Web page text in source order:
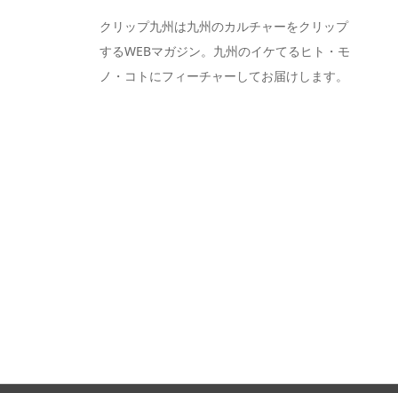
クリップ九州は九州のカルチャーをクリップ
するWEBマガジン。九州のイケてるヒト・モ
ノ・コトにフィーチャーしてお届けします。